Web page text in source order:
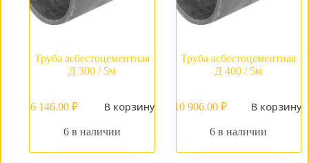
Труба асбестоцементная
Д 300 / 5м
6 146.00 ₽ В корзину
6 в наличии
Труба асбестоцементная
Д 400 / 5м
10 906.00₽ В корзину
6 в наличии